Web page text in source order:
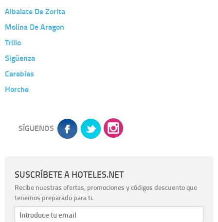
Albalate De Zorita
Molina De Aragon
Trillo
Sigüenza
Carabias
Horche
SÍGUENOS
SUSCRÍBETE A HOTELES.NET
Recibe nuestras ofertas, promociones y códigos descuento que
tenemos preparado para ti.